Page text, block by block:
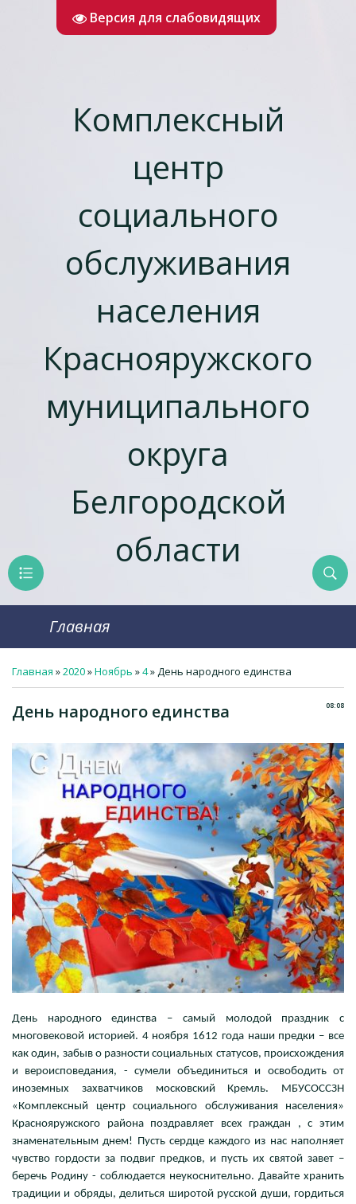
Версия для слабовидящих
Комплексный
центр
социального
обслуживания
населения
Краснояружcкого
муниципального
округа
Белгородской
области
Главная
Главная »2020»Ноябрь »4» День народного единства
08:08
День народного единства
День народного единства – самый молодой праздник с
многовековой историей. 4 ноября 1612 года наши предки – все
как один, забыв о разности социальных статусов, происхождения
и вероисповедания, - сумели объединиться и освободить от
иноземных захватчиков московский Кремль. МБУСОССЗН
«Комплексный центр социального обслуживания населения»
Краснояружского района поздравляет всех граждан , с этим
знаменательным днем! Пусть сердце каждого из нас наполняет
чувство гордости за подвиг предков, и пусть их святой завет –
беречь Родину - соблюдается неукоснительно. Давайте хранить
традиции и обряды, делиться широтой русской души, гордиться